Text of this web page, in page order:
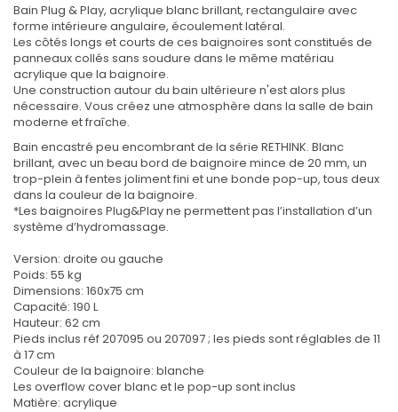
Bain Plug & Play, acrylique blanc brillant, rectangulaire avec
forme intérieure angulaire, écoulement latéral.
Les côtés longs et courts de ces baignoires sont constitués de
panneaux collés sans soudure dans le même matériau
acrylique que la baignoire.
Une construction autour du bain ultérieure n'est alors plus
nécessaire. Vous créez une atmosphère dans la salle de bain
moderne et fraîche.
Bain encastré peu encombrant de la série RETHINK. Blanc
brillant, avec un beau bord de baignoire mince de 20 mm, un
trop-plein à fentes joliment fini et une bonde pop-up, tous deux
dans la couleur de la baignoire.
*Les baignoires Plug&Play ne permettent pas l’installation d’un
système d’hydromassage.
Version: droite ou gauche
Poids: 55 kg
Dimensions: 160x75 cm
Capacité: 190 L
Hauteur: 62 cm
Pieds inclus réf 207095 ou 207097 ; les pieds sont réglables de 11
à 17 cm
Couleur de la baignoire: blanche
Les overflow cover blanc et le pop-up sont inclus
Matière: acrylique